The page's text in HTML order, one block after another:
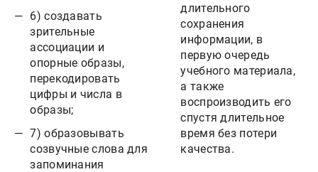
6) создавать
зрительные
ассоциации и
опорные образы,
перекодировать
цифры и числа в
образы;
7) образовывать
созвучные слова для
запоминания
длительного
сохранения
информации, в
первую очередь
учебного материала,
а также
воспроизводить его
спустя длительное
время без потери
качества.